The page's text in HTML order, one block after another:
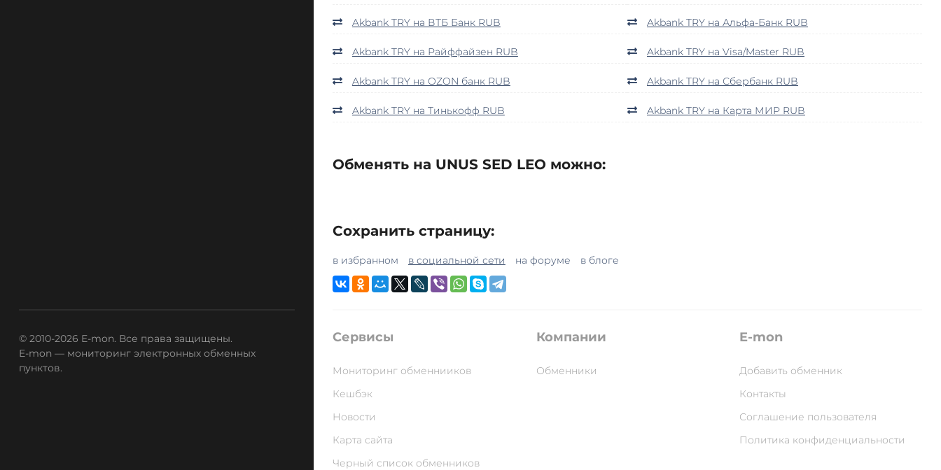
Akbank TRY на ВТБ Банк RUB Akbank TRY на Альфа-Банк RUB
Akbank TRY на Райффайзен RUB Akbank TRY на Visa/Master RUB
Akbank TRY на OZON банк RUB Akbank TRY на Сбербанк RUB
Akbank TRY на Тинькофф RUB Akbank TRY на Карта МИР RUB
Обменять на UNUS SED LEO можно:
Сохранить страницу:
в избранном в социальной сети на форуме в блоге
© 2010-2026 E-mon. Все права защищены.
E-mon — мониторинг электронных обменных
пунктов.
Сервисы
Мониторинг обменнииков
Кешбэк
Новости
Карта сайта
Черный список обменников
Компании
Обменники
E-mon
Добавить обменник
Контакты
Соглашение пользователя
Политика конфиденциальности